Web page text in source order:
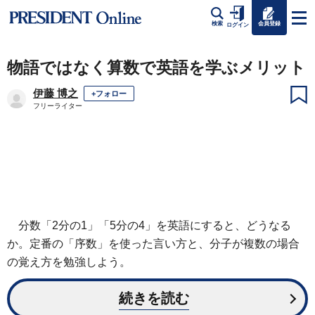
検索 ログイン 会員登録
物語ではなく算数で英語を学ぶメリット
伊藤 博之 +フォロー
フリーライター
分数「2分の1」「5分の4」を英語にすると、どうなる
か。定番の「序数」を使った言い方と、分子が複数の場合
の覚え方を勉強しよう。
続きを読む